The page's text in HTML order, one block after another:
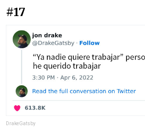
#17
DrakeGatsby